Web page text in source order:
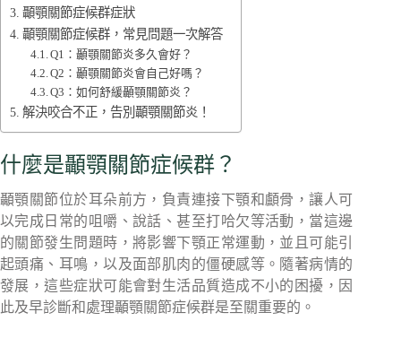
顳顎關節症候群症狀
顳顎關節症候群，常見問題一次解答
Q1：顳顎關節炎多久會好？
Q2：顳顎關節炎會自己好嗎？
Q3：如何舒緩顳顎關節炎？
解決咬合不正，告別顳顎關節炎！
什麼是顳顎關節症候群？
顳顎關節位於耳朵前方，負責連接下顎和顱骨，讓人可
以完成日常的咀嚼、說話、甚至打哈欠等活動，當這邊
的關節發生問題時，將影響下顎正常運動，並且可能引
起頭痛、耳鳴，以及面部肌肉的僵硬感等。隨著病情的
發展，這些症狀可能會對生活品質造成不小的困擾，因
此及早診斷和處理顳顎關節症候群是至關重要的。